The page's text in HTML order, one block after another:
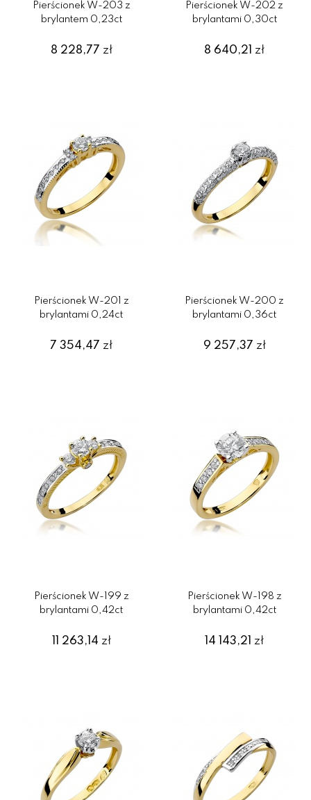
Pierścionek W-203 z
brylantem 0,23ct
8 228,77 zł
Pierścionek W-202 z
brylantami 0,30ct
8 640,21zł
Pierścionek W-201 z
brylantami 0,24ct
7 354,47zł
Pierścionek W-200 z
brylantami 0,36ct
9 257,37 zł
Pierścionek W-199 z
brylantami 0,42ct
11 263,14 zł
Pierścionek W-198 z
brylantami 0,42ct
14 143,21zł